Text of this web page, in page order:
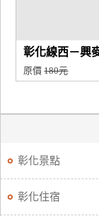
伴
計
劃
宣
彰化線西－興
原價180元
彰化景點
彰化住宿